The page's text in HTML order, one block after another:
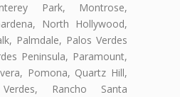
Park, Montrose,
North Hollywood,
Palmdale, Palos Verdes
Peninsula, Paramount,
Pomona, Quartz Hill,
Rancho Santa